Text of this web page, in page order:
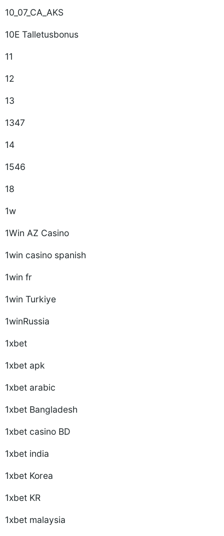
10_07_CA_AKS
10E Talletusbonus
11
12
13
1347
14
1546
18
1w
1Win AZ Casino
1win casino spanish
1win fr
1win Turkiye
1winRussia
1xbet
1xbet apk
1xbet arabic
1xbet Bangladesh
1xbet casino BD
1xbet india
1xbet Korea
1xbet KR
1xbet malaysia